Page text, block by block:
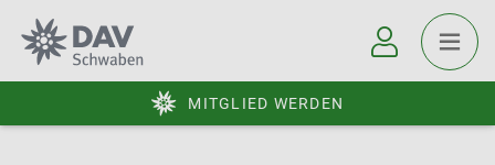
MITGLIED WERDEN